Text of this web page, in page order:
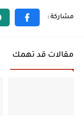
مقالات قد تهمك